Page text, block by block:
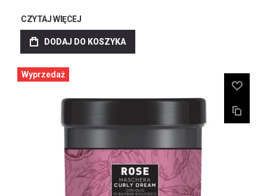
CZYTAJ WIĘCEJ
DODAJ DO KOSZYKA
Wyprzedaż